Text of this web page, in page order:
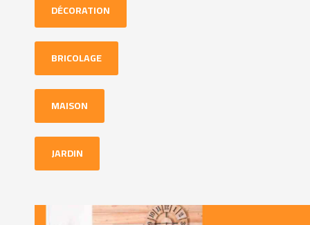
DÉCORATION
BRICOLAGE
MAISON
JARDIN